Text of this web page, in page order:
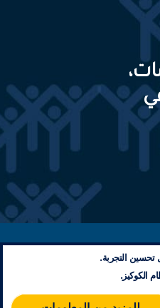
تحسين التجربة.
الكوكيز.